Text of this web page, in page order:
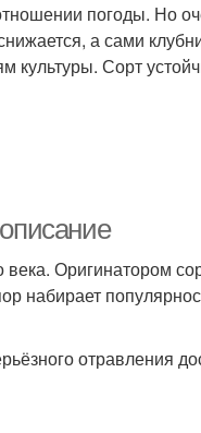
погоды. Но
а сами
культуры. Сорт
Оригинатором
набирает
отравления